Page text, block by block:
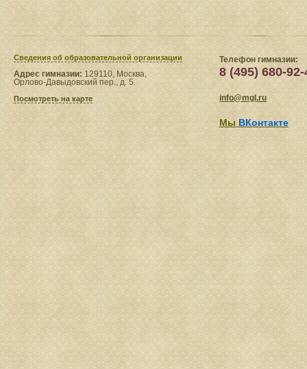
Сведения​ об образовательной организации
Адрес гимназии: 129110, Москва,
Орлово-Давыдовский пер., д. 5.
Посмотреть на карте
Телефон гимназии:
8 (495) 680-92-
info@mgl.ru
Мы ВКонтакте